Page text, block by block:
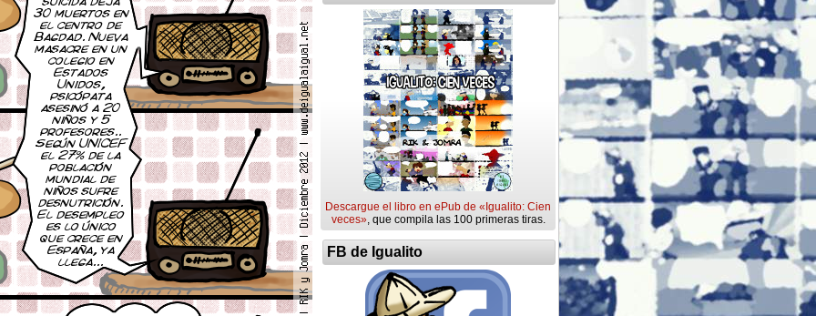
Descargue el libro en ePub de «Igualito: Cien
veces», que compila las 100 primeras tiras.
FB de Igualito